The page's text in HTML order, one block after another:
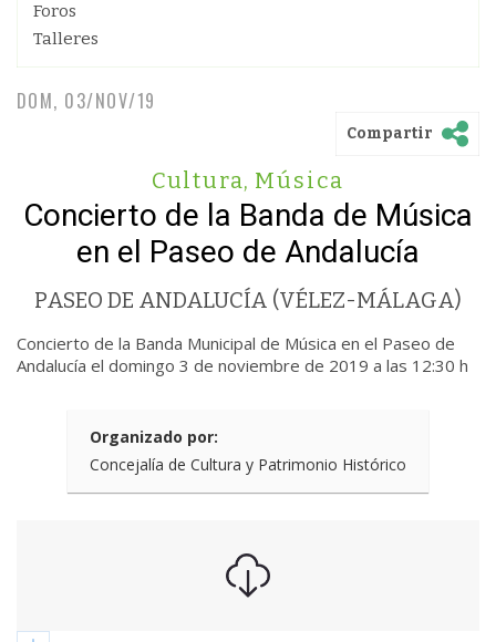
Foros
Talleres
DOM, 03/NOV/19
Compartir
Cultura, Música
Concierto de la Banda de Música
en el Paseo de Andalucía
PASEO DE ANDALUCÍA (VÉLEZ-MÁLAGA)
Concierto de la Banda Municipal de Música en el Paseo de
Andalucía el domingo 3 de noviembre de 2019 a las 12:30 h
Organizado por:
Concejalía de Cultura y Patrimonio Histórico